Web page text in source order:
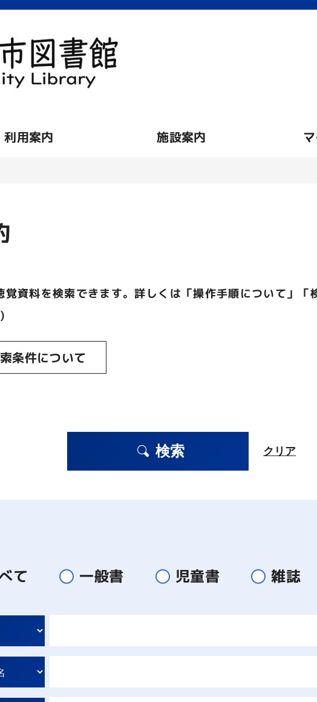
利用案内 施設案内
資料を検索できます。詳しくは「操作手順について」
条件について
検索 クリア
て 一般書 児童書 雑誌